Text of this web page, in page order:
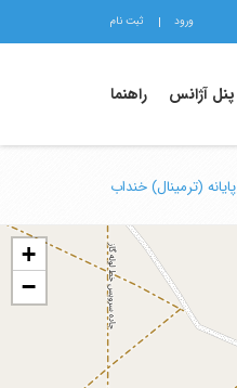
ورود ثبت نام
پنل آژانس راهنما
پایانه (ترمینال) خنداب
+
−